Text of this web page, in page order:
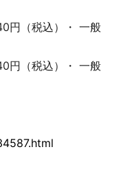
（税込）・ 一般
税込）・ 一般